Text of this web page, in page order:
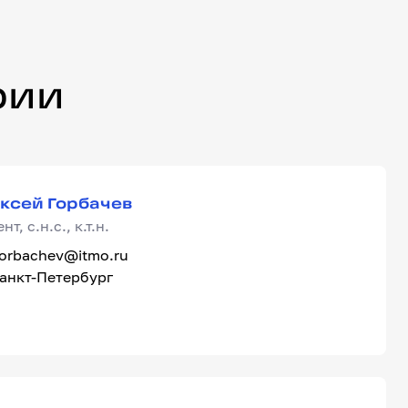
Горбачев
Горбачев
с.н.с., к.т.н.
Петербург